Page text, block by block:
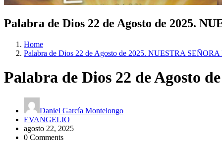
Palabra de Dios 22 de Agosto de 2025.
Home
Palabra de Dios 22 de Agosto de 2025. NUESTRA
Palabra de Dios 22 de Agosto
Daniel García Montelongo
EVANGELIO
agosto 22, 2025
0 Comments